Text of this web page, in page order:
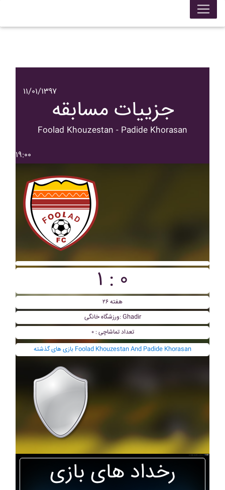
۱۱/۰۱/۱۳۹۷
جزییات مسابقه
Foolad Khouzestan - Padide Khorasan
۱۹:۰۰
۱ : ۰
هفته ۲۶
ورزشگاه خانگی: Ghadir
تعداد تماشاچی : ۰
بازی های گذشته Foolad Khouzestan And Padide Khorasan
رخداد های بازی